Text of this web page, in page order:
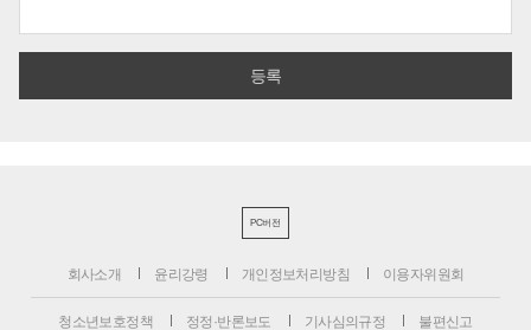
PC버전
회사소개 윤리강령 개인정보처리방침 이용자위원회
청소년보호정책 정정·반론보도 기사심의규정 불편신고